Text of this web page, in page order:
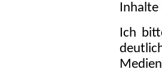
Inhalte
Ich